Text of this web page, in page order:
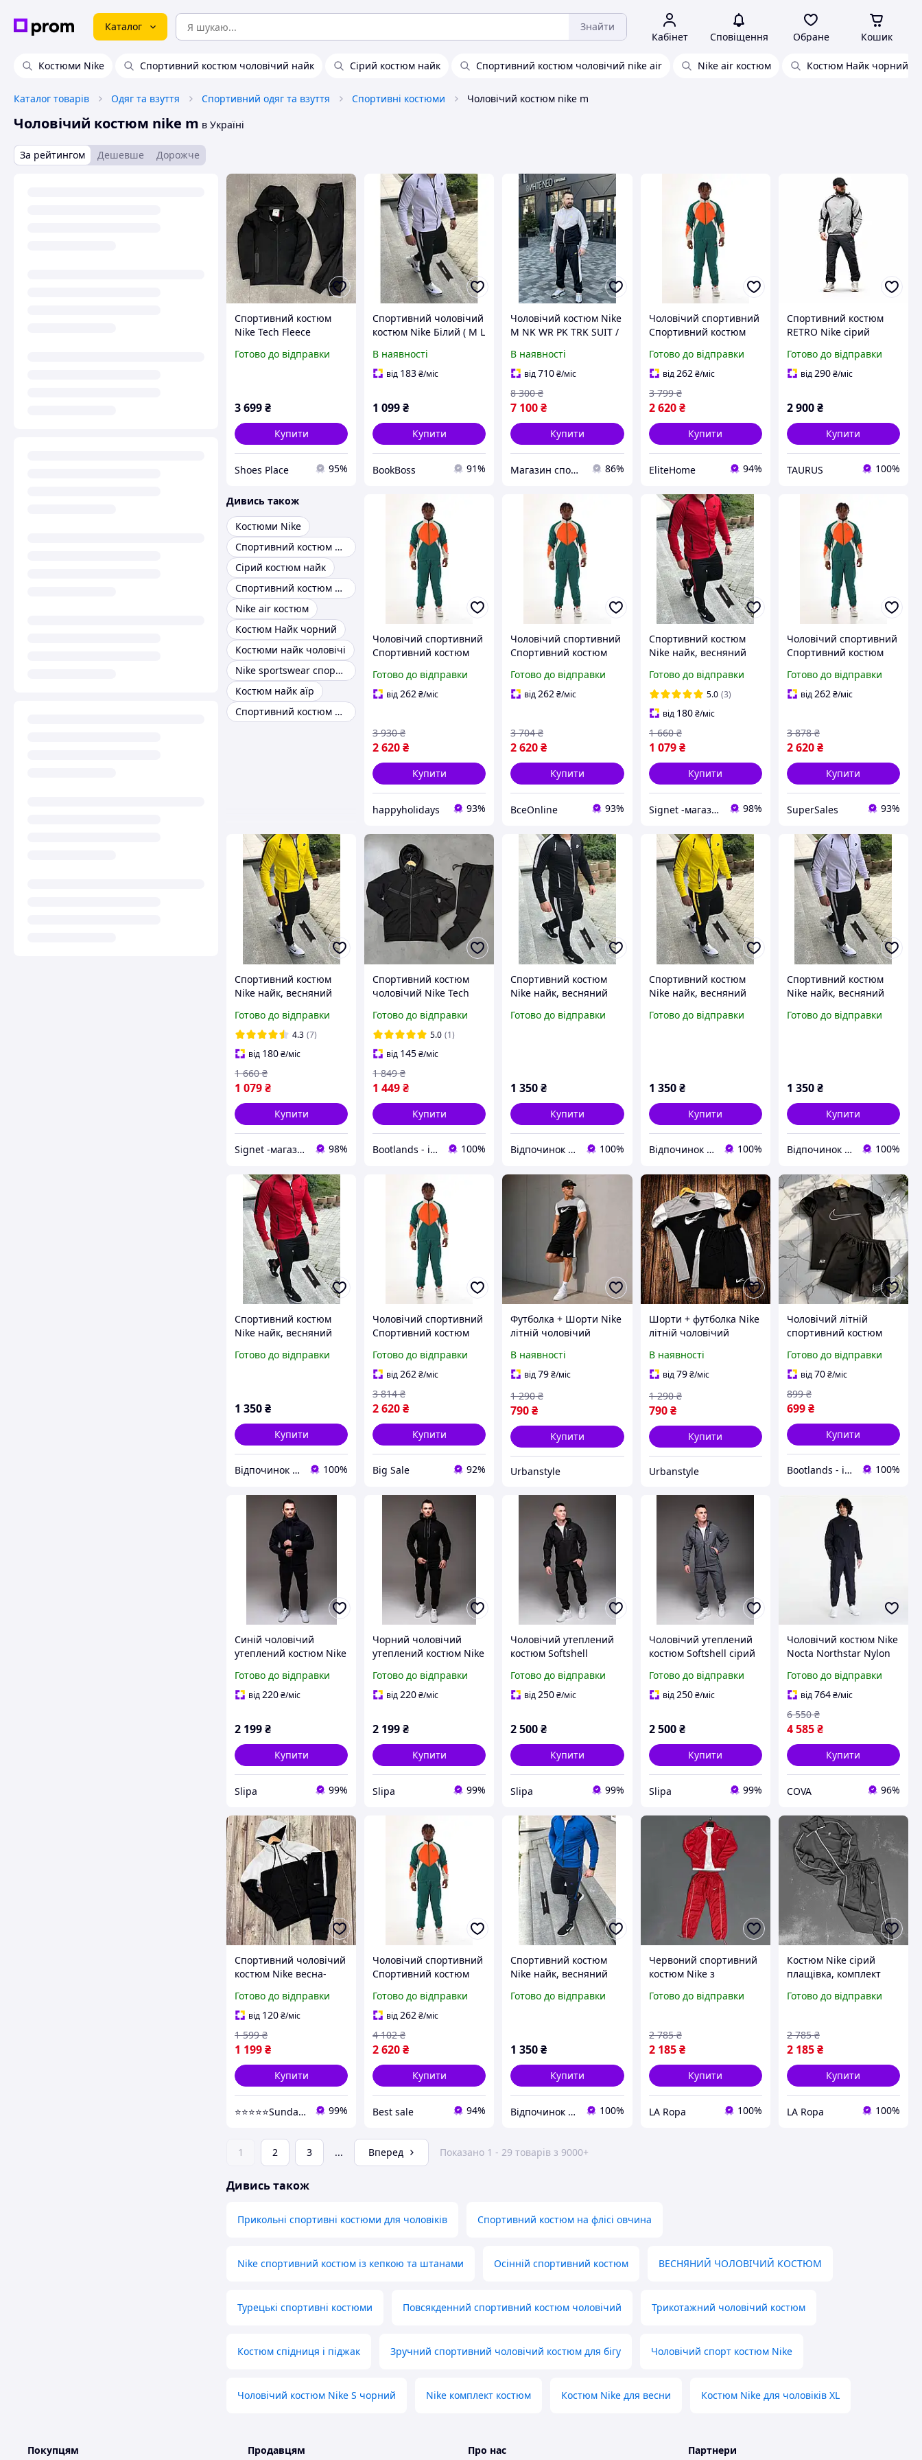
Каталог Знайти
Кабінет Сповіщення Обране Кошик
Костюми Nike Спортивний костюм чоловічий найк Сірий костюм найк Спортивний костюм чоловічий nike air Nike air костюм Костюм Найк чорний
Каталог товарів Одяг та взуття Спортивний одяг та взуття Спортивні костюми Чоловічий костюм nike m
Чоловічий костюм nike m в Україні
За рейтингом Дешевше Дорожче
Спортивний костюм
Nike Tech Fleece
кофта та штани весна
Готово до відправки
3 699₴
Купити
Shoes Place 95%
Спортивний чоловічий
костюм Nike Білий ( M L
В наявності
від 183₴/міс
1 099₴
Купити
BookBoss 91%
Чоловічий костюм Nike
M NK WR PK TRK SUIT /
В наявності
від710₴/міс
7 100₴
8 300 ₴
Купити
Магазин спортивного взуття та одягу 86%
Чоловічий спортивний
Спортивний костюм
Готово до відправки
від262 ₴/міс
2 620 ₴
3 799 ₴
Купити
EliteHome 94%
Спортивний костюм
RETRO Nike сірий
crash сітка вільний
крій
Готово до відправки
від290₴/міс
2 900₴
Купити
TAURUS 100%
Дивись також
Костюми Nike
Спортивний костюм чоловічий найк
Сірий костюм найк
Спортивний костюм чоловічий nike air
Nike air костюм
Костюм Найк чорний
Костюми найк чоловічі
Nike sportswear спортивний костюм
Костюм найк аїр
Спортивний костюм найк аір
Чоловічий спортивний
Спортивний костюм
Готово до відправки
від262₴/міс
2 620₴
3 930 ₴
Купити
happyholidays 93%
Чоловічий спортивний
Спортивний костюм
Готово до відправки
від262₴/міс
2 620₴
3 704 ₴
Купити
ВсеOnline 93%
Спортивний костюм
Nike найк, весняний
найк, чоловічий
спортивний костюм
Готово до відправки
5.0 (3)
від 180 ₴/міс
1 079 ₴
1 660 ₴
Купити
Signet -магазин для всієї родини 98%
Чоловічий спортивний
Спортивний костюм
Готово до відправки
від262₴/міс
2 620₴
3 878 ₴
Купити
SuperSales 93%
Спортивний костюм
Nike найк, весняний
найк, чоловічий
спортивний костюм
Готово до відправки
4.3 (7)
від 180₴/міс
1 079₴
1 660 ₴
Купити
Signet -магазин для всієї родини 98%
Спортивний костюм
чоловічий Nike Tech
весна-літо чорний.
Живе фото
Готово до відправки
5.0 (1)
від 145₴/міс
1 449₴
1 849 ₴
Купити
Bootlands - інтернет-магазин взуття та одягу 100%
Спортивний костюм
Nike найк, весняний
найк, чоловічий
Готово до відправки
1 350₴
Купити
Відпочинок та рибалка 100%
Спортивний костюм
Nike найк, весняний
найк, чоловічий
Готово до відправки
1 350 ₴
Купити
Відпочинок та рибалка 100%
Спортивний костюм
Nike найк, весняний
найк, чоловічий
Готово до відправки
1 350₴
Купити
Відпочинок та рибалка 100%
Спортивний костюм
Nike найк, весняний
найк, чоловічий
Готово до відправки
1 350₴
Купити
Відпочинок та рибалка 100%
Чоловічий спортивний
Спортивний костюм
Готово до відправки
від262₴/міс
2 620₴
3 814 ₴
Купити
Big Sale 92%
Футболка + Шорти Nike
літній чоловічий
Найк комплект
чоловічий M
В наявності
від79₴/міс
790₴
1 290 ₴
Купити
Urbanstyle
Шорти + футболка Nike
літній чоловічий
Найк комплект
чоловічий M
В наявності
від79 ₴/міс
790 ₴
1 290 ₴
Купити
Urbanstyle
Чоловічий літній
спортивний костюм
весна-літо. Брендовий
комплект Найк Аір
двійка
Готово до відправки
від70₴/міс
699₴
899 ₴
Купити
Bootlands - інтернет-магазин взуття та одягу 100%
Синій чоловічий
утеплений костюм Nike
на манжеті
Готово до відправки
від220₴/міс
2 199₴
Купити
Slipa 99%
Чорний чоловічий
утеплений костюм Nike
на манжеті
Готово до відправки
від220₴/міс
2 199₴
Купити
Slipa 99%
Чоловічий утеплений
костюм Softshell
Готово до відправки
від250₴/міс
2 500₴
Купити
Slipa 99%
Чоловічий утеплений
костюм Softshell сірий
Готово до відправки
від250 ₴/міс
2 500 ₴
Купити
Slipa 99%
Чоловічий костюм Nike
Nocta Northstar Nylon
костюм для прогулянок
нейлон
Готово до відправки
від764₴/міс
4 585₴
6 550 ₴
Купити
COVA 96%
Спортивний чоловічий
костюм Nike весна-
повсякденний з
дайвінгу з капюшоном
Туреччина. Живе фото
Готово до відправки
від 120₴/міс
1 199₴
1 599 ₴
Купити
⭐⭐⭐⭐⭐Sunday Market - взуття та одяг на ваш смак 99%
Чоловічий спортивний
Спортивний костюм
Готово до відправки
від262₴/міс
2 620₴
4 102 ₴
Купити
Best sale 94%
Спортивний костюм
Nike найк, весняний
найк, чоловічий
Готово до відправки
1 350₴
Купити
Відпочинок та рибалка 100%
Червоний спортивний
костюм Nike з
комплект Найк на
штанами плащіка
Готово до відправки
2 185 ₴
2 785 ₴
Купити
LA Ropa 100%
Костюм Nike сірий
плащівка, комплект
штанами, сірий
чоловічий із плащівки
Готово до відправки
2 185₴
2 785 ₴
Купити
LA Ropa 100%
1 2 3 ... Вперед Показано 1 - 29 товарів з 9000+
Дивись також
Прикольні спортивні костюми для чоловіків Спортивний костюм на флісі овчина
Nike спортивний костюм із кепкою та штанами Осінній спортивний костюм ВЕСНЯНИЙ ЧОЛОВІЧИЙ КОСТЮМ
Турецькі спортивні костюми Повсякденний спортивний костюм чоловічий Трикотажний чоловічий костюм
Костюм спідниця і піджак Зручний спортивний чоловічий костюм для бігу Чоловічий спорт костюм Nike
Чоловічий костюм Nike S чорний Nike комплект костюм Костюм Nike для весни Костюм Nike для чоловіків XL
Покупцям Продавцям Про нас Партнери